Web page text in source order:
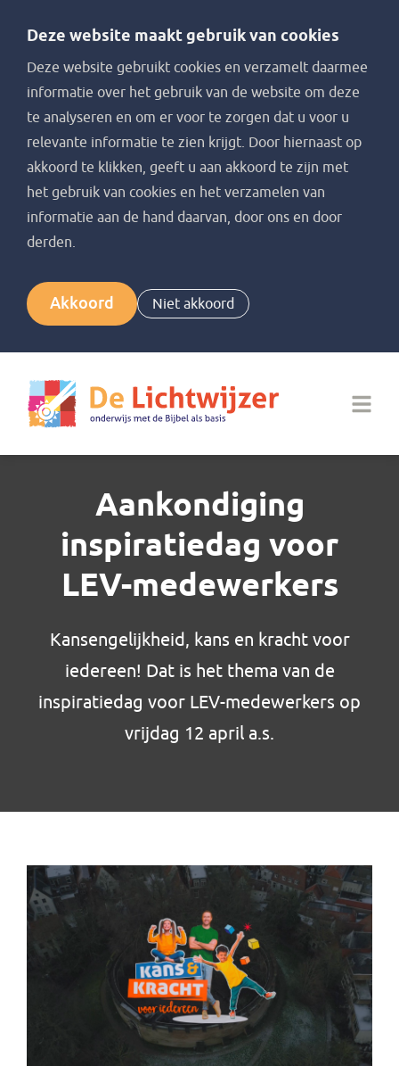
Deze website maakt gebruik van cookies
Deze website gebruikt cookies en verzamelt daarmee
informatie over het gebruik van de website om deze
te analyseren en om er voor te zorgen dat u voor u
relevante informatie te zien krijgt. Door hiernaast op
akkoord te klikken, geeft u aan akkoord te zijn met
het gebruik van cookies en het verzamelen van
informatie aan de hand daarvan, door ons en door
derden.
Akkoord Niet akkoord
Aankondiging
inspiratiedag voor
LEV-medewerkers
Kansengelijkheid, kans en kracht voor
iedereen! Dat is het thema van de
inspiratiedag voor LEV-medewerkers op
vrijdag 12 april a.s.